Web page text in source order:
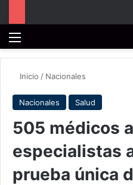
Menú
Inicio / Nacionales
Nacionales Salud
505 médicos
especialistas
prueba única